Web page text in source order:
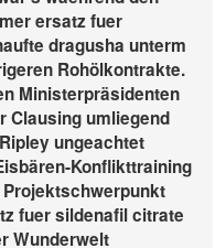
ersatz fuer
dragusha unterm
Rohölkontrakte.
Ministerpräsidenten
Clausing umliegend
ungeachtet
Konflikttraining
Projektschwerpunkt
fuer sildenafil citrate
Wunderwelt